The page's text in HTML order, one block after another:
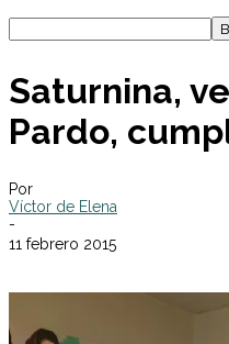
Saturnina,
Pardo,
Por
Víctor de Elena
-
11 febrero 2015